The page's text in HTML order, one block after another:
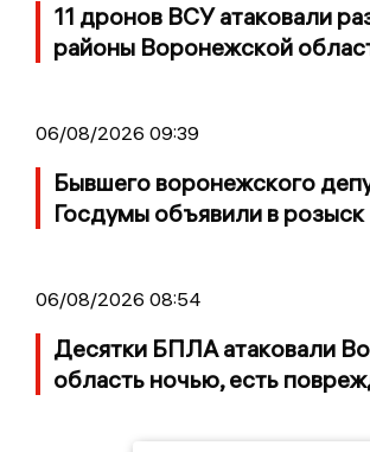
11 дронов ВСУ атаковали
районы Воронежской
06/08/2026 09:39
Бывшего воронежского
Госдумы объявили в розыск
06/08/2026 08:54
Десятки БПЛА атаковали
область ночью, есть